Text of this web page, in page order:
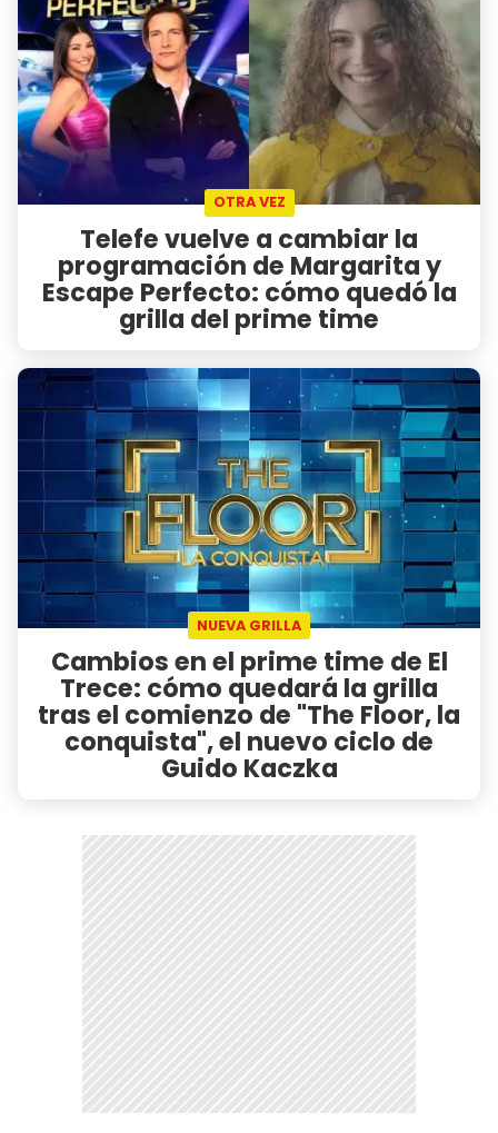
OTRA VEZ
Telefe vuelve a cambiar la
programación de Margarita y
Escape Perfecto: cómo quedó la
grilla del prime time
NUEVA GRILLA
Cambios en el prime time de El
Trece: cómo quedará la grilla
tras el comienzo de "The Floor, la
conquista", el nuevo ciclo de
Guido Kaczka